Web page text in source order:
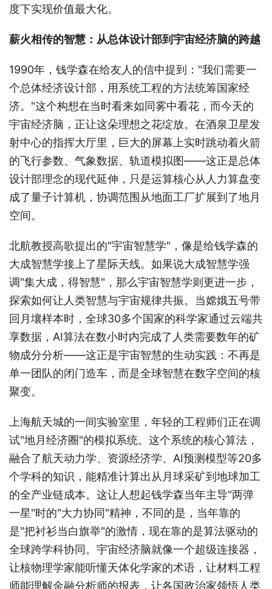
度下实现价值最大化。
薪火相传的智慧：从总体设计部到宇宙经济脑的跨越
1990年，钱学森在给友人的信中提到："我们需要一
个总体经济设计部，用系统工程的方法统筹国家经
济。"这个构想在当时看来如同雾中看花，而今天的
宇宙经济脑，正让这朵理想之花绽放。在酒泉卫星发
射中心的指挥大厅里，巨大的屏幕上实时跳动着火箭
的飞行参数、气象数据、轨道模拟图——这正是总体
设计部理念的现代延伸，只是运算核心从人力算盘变
成了量子计算机，协调范围从地面工厂扩展到了地月
空间。
北航教授高歌提出的"宇宙智慧学"，像是给钱学森的
大成智慧学接上了星际天线。如果说大成智慧学强
调"集大成，得智慧"，那么宇宙智慧学则更进一步，
探索如何让人类智慧与宇宙规律共振。当嫦娥五号带
回月壤样本时，全球30多个国家的科学家通过云端共
享数据，AI算法在数小时内完成了人类需要数年的矿
物成分分析——这正是宇宙智慧的生动实践：不再是
单一团队的闭门造车，而是全球智慧在数字空间的核
聚变。
上海航天城的一间实验室里，年轻的工程师们正在调
试"地月经济圈"的模拟系统。这个系统的核心算法，
融合了航天动力学、资源经济学、AI预测模型等20多
个学科的知识，能精准计算出从月球采矿到地球加工
的全产业链成本。这让人想起钱学森当年主导"两弹
一星"时的"大力协同"精神，不同的是，当年靠的
是"把衬衫当白旗举"的激情，现在靠的是算法驱动的
全球跨学科协同。宇宙经济脑就像一个超级连接器，
让核物理学家能听懂天体化学家的术语，让材料工程
师能理解金融分析师的报表，让各国政治家领悟人类